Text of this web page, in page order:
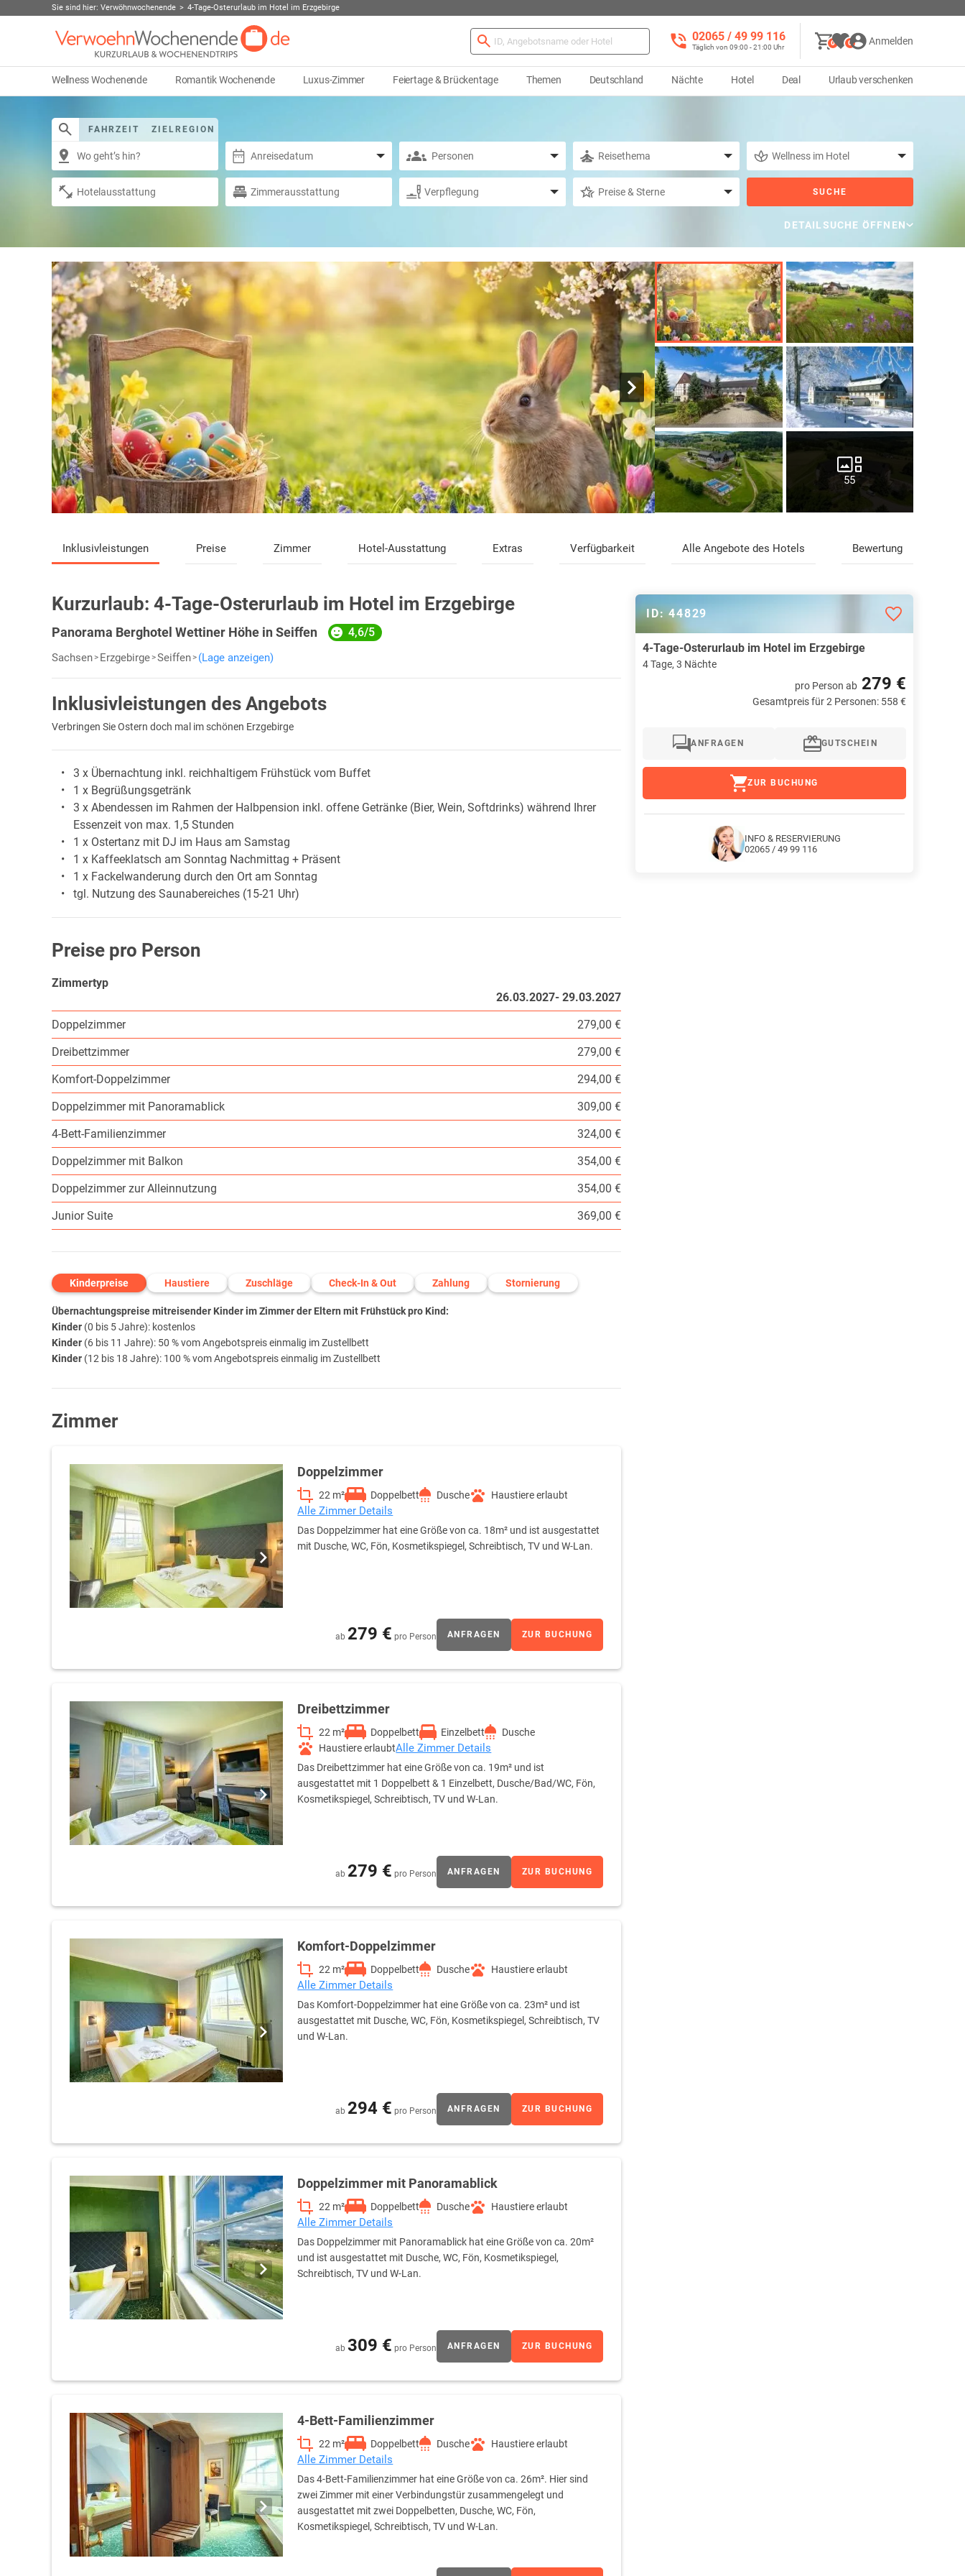
Sie sind hier: Verwöhnwochenende 4-Tage-Osterurlaub im Hotel im Erzgebirge
02065 / 49 ‌99 116
Täglich von 09:00 - 21:00 Uhr
0 0 Anmelden
Wellness Wochenende Romantik Wochenende Luxus-Zimmer Feiertage & Brückentage Themen Deutschland Nächte Hotel Deal Urlaub verschenken
FAHRZEIT ZIELREGION
SUCHE
DETAILSUCHE ÖFFNEN
55
Inklusivleistungen Preise Zimmer Hotel-Ausstattung Extras Verfügbarkeit Alle Angebote des Hotels Bewertung
Kurzurlaub: 4-Tage-Osterurlaub im Hotel im Erzgebirge
Panorama Berghotel Wettiner Höhe in Seiffen 4,6/5
Sachsen Erzgebirge Seiffen (Lage anzeigen)
Inklusivleistungen des Angebots
Verbringen Sie Ostern doch mal im schönen Erzgebirge
3 x Übernachtung inkl. reichhaltigem Frühstück vom Buffet
1 x Begrüßungsgetränk
3 x Abendessen im Rahmen der Halbpension inkl. offene Getränke (Bier, Wein, Softdrinks) während Ihrer
Essenzeit von max. 1,5 Stunden
1 x Ostertanz mit DJ im Haus am Samstag
1 x Kaffeeklatsch am Sonntag Nachmittag + Präsent
1 x Fackelwanderung durch den Ort am Sonntag
tgl. Nutzung des Saunabereiches (15-21 Uhr)
Preise pro Person
Zimmertyp
Doppelzimmer
Dreibettzimmer
Komfort-Doppelzimmer
Doppelzimmer mit Panoramablick
4-Bett-Familienzimmer
Doppelzimmer mit Balkon
Doppelzimmer zur Alleinnutzung
Junior Suite
26.03.2027- 29.03.2027
279,00 €
279,00 €
294,00 €
309,00 €
324,00 €
354,00 €
354,00 €
369,00 €
Kinderpreise Haustiere Zuschläge Check-In & Out Zahlung Stornierung
Übernachtungspreise mitreisender Kinder im Zimmer der Eltern mit Frühstück pro Kind:
Kinder (0 bis 5 Jahre): kostenlos
Kinder (6 bis 11 Jahre): 50 % vom Angebotspreis einmalig im Zustellbett
Kinder (12 bis 18 Jahre): 100 % vom Angebotspreis einmalig im Zustellbett
Zimmer
Doppelzimmer
22 m² Doppelbett Dusche Haustiere erlaubt
Alle Zimmer Details
Das Doppelzimmer hat eine Größe von ca. 18m² und ist ausgestattet
mit Dusche, WC, Fön, Kosmetikspiegel, Schreibtisch, TV und W-Lan.
ab 279 € pro Person ANFRAGEN ZUR BUCHUNG
Dreibettzimmer
22 m² Doppelbett Einzelbett
Dusche
Haustiere erlaubtAlle Zimmer Details
Das Dreibettzimmer hat eine Größe von ca. 19m² und ist
ausgestattet mit 1 Doppelbett & 1 Einzelbett, Dusche/Bad/WC, Fön,
Kosmetikspiegel, Schreibtisch, TV und W-Lan.
ab 279 € pro Person ANFRAGEN ZUR BUCHUNG
Komfort-Doppelzimmer
22 m² Doppelbett Dusche Haustiere erlaubt
Alle Zimmer Details
Das Komfort-Doppelzimmer hat eine Größe von ca. 23m² und ist
ausgestattet mit Dusche, WC, Fön, Kosmetikspiegel, Schreibtisch, TV
und W-Lan.
ab 294 € pro Person ANFRAGEN ZUR BUCHUNG
Doppelzimmer mit Panoramablick
22 m² Doppelbett Dusche Haustiere erlaubt
Alle Zimmer Details
Das Doppelzimmer mit Panoramablick hat eine Größe von ca. 20m²
und ist ausgestattet mit Dusche, WC, Fön, Kosmetikspiegel,
Schreibtisch, TV und W-Lan.
ab 309 € pro Person ANFRAGEN ZUR BUCHUNG
4-Bett-Familienzimmer
22 m² Doppelbett Dusche Haustiere erlaubt
Alle Zimmer Details
Das 4-Bett-Familienzimmer hat eine Größe von ca. 26m². Hier sind
zwei Zimmer mit einer Verbindungstür zusammengelegt und
ausgestattet mit zwei Doppelbetten, Dusche, WC, Fön,
Kosmetikspiegel, Schreibtisch, TV und W-Lan.
ID: 44829
4-Tage-Osterurlaub im Hotel im Erzgebirge
4 Tage, 3 Nächte
pro Person ab 279 €
Gesamtpreis für 2 Personen: 558 €
ANFRAGEN GUTSCHEIN
ZUR BUCHUNG
INFO & RESERVIERUNG
02065 / 49 99 116